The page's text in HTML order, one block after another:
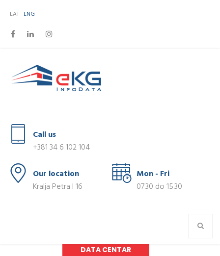
LAT ENG
Call us
+381 34 6 102 104
Our location
Kralja Petra I 16
Mon - Fri
07.30 do 15.30
DATA CENTAR